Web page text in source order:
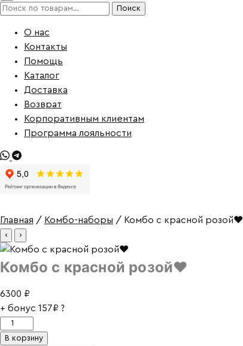
Искать: Поиск
О нас
Контакты
Помощь
Каталог
Доставка
Возврат
Корпоративным клиентам
Программа лояльности
Главная / Комбо-наборы / Комбо с красной розой❤
‹ ›
Комбо с красной розой❤
6300 ₽
+ бонус 157₽ ?
Количество
товара
В корзину